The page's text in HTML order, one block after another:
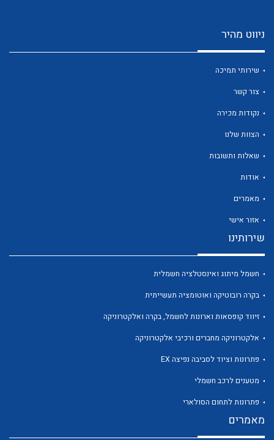
לכל מוצרי היצרן
לכל מוצרי היצרן
ניווט מהיר
שירותי תמיכה
צור קשר
נקודות מכירה
הצוות שלנו
שאלות ותשובות
אודות
מאמרים
אזור אישי
שירותינו
חשמל מיתוג ואינסטלציה חשמלית
בקרה רובוטיקה ואוטומציה תעשייתית
זיווד קופסאות וארונות לחשמל, בקרה ואלקטרוניקה
אלקטרוניקה מחברים ורכיבי אלקטרוניקה
פתרונות וציוד לסביבה נפיצה EX
מטענים לרכב חשמלי
פתרונות לתחום הסולארי
מאמרים